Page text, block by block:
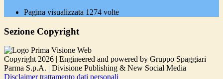
Pagina visualizzata 1274 volte
Sezione Copyright
Copyright 2026 | Engineered and powered by Gruppo Spaggiari
Parma S.p.A. | Divisione Publishing & New Social Media
Disclaimer trattamento dati personali